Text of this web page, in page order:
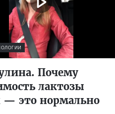
Почему
лактозы
— это нормально